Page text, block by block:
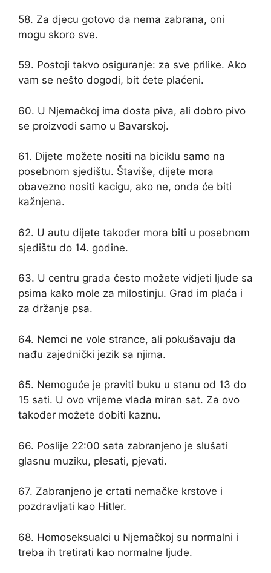
58. Za djecu gotovo da nema zabrana, oni
mogu skoro sve.
59. Postoji takvo osiguranje: za sve prilike. Ako
vam se nešto dogodi, bit ćete plaćeni.
60. U Njemačkoj ima dosta piva, ali dobro pivo
se proizvodi samo u Bavarskoj.
61. Dijete možete nositi na biciklu samo na
posebnom sjedištu. Štaviše, dijete mora
obavezno nositi kacigu, ako ne, onda će biti
kažnjena.
62. U autu dijete također mora biti u posebnom
sjedištu do 14. godine.
63. U centru grada često možete vidjeti ljude sa
psima kako mole za milostinju. Grad im plaća i
za držanje psa.
64. Nemci ne vole strance, ali pokušavaju da
nađu zajednički jezik sa njima.
65. Nemoguće je praviti buku u stanu od 13 do
15 sati. U ovo vrijeme vlada miran sat. Za ovo
također možete dobiti kaznu.
66. Poslije 22:00 sata zabranjeno je slušati
glasnu muziku, plesati, pjevati.
67. Zabranjeno je crtati nemačke krstove i
pozdravljati kao Hitler.
68. Homoseksualci u Njemačkoj su normalni i
treba ih tretirati kao normalne ljude.